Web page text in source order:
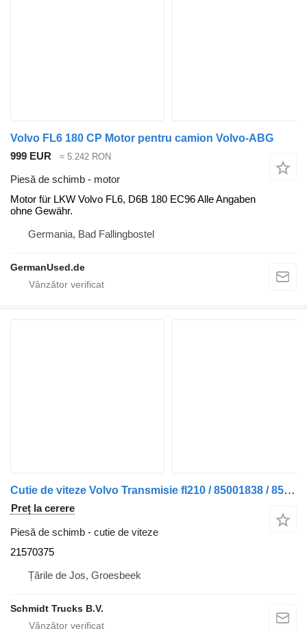
Volvo FL6 180 CP Motor pentru camion Volvo-ABG
999 EUR
≈ 5.242 RON
Piesă de schimb - motor
Motor für LKW Volvo FL6, D6B 180 EC96 Alle Angaben
ohne Gewähr.
Germania, Bad Fallingbostel
GermanUsed.de
Cutie de viteze Volvo Transmisie fl210 / 85001838 / 85007838 cu 6 axe 800 la euro 6 21570375 pentru camion
Preț la cerere
Piesă de schimb - cutie de viteze
21570375
Țările de Jos, Groesbeek
Schmidt Trucks B.V.